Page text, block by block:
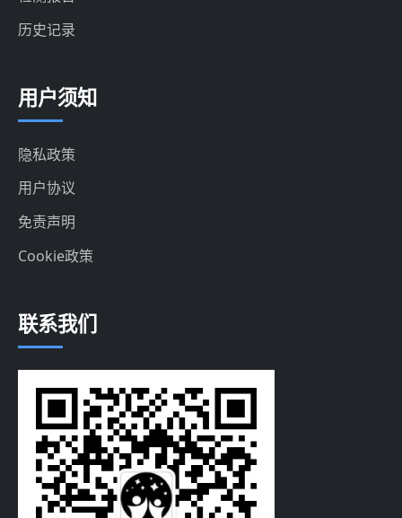
历史记录
用户须知
隐私政策
用户协议
免责声明
Cookie政策
联系我们